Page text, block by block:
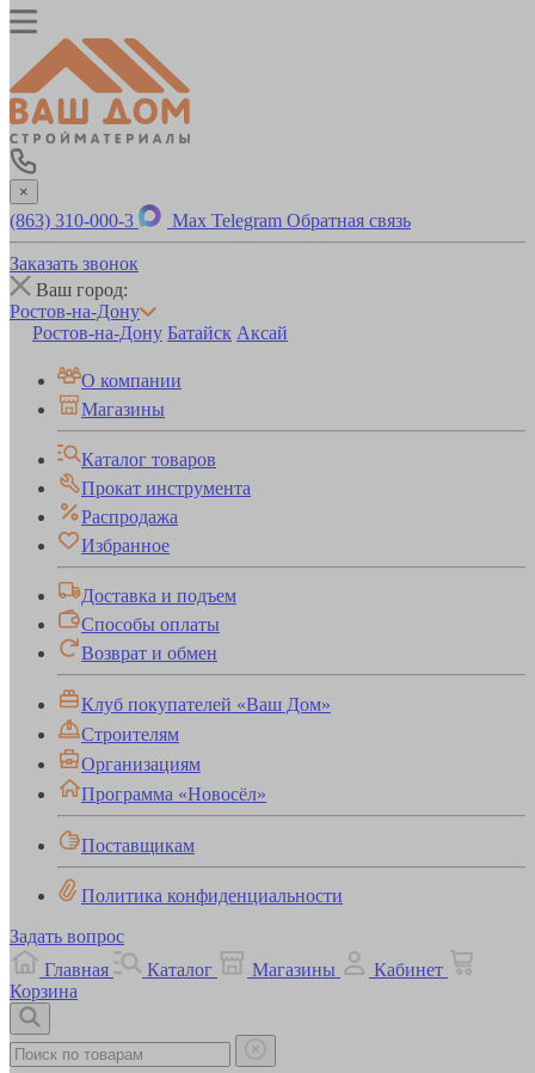
×
(863) 310-000-3 Max Telegram Обратная связь
Заказать звонок
Ваш город:
Ростов-на-Дону
Ростов-на-Дону Батайск Аксай
О компании
Магазины
Каталог товаров
Прокат инструмента
Распродажа
Избранное
Доставка и подъем
Способы оплаты
Возврат и обмен
Клуб покупателей «Ваш Дом»
Строителям
Организациям
Программа «Новосёл»
Поставщикам
Политика конфиденциальности
Задать вопрос
Главная
Каталог Магазины
Кабинет
Корзина